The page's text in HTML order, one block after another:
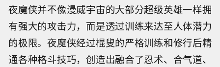
夜魔侠并不像漫威宇宙的大部分超级英雄一样拥
有强大的攻击力，而是透过训练来达至人体潜力
的极限。夜魔侠经过棍叟的严格训练和修行后精
通各种格斗技巧，创造出融合了忍术、合气道、